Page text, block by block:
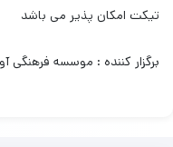
تیکت امکان پذیر می باشد
برگزار کننده : موسسه فرهنگی